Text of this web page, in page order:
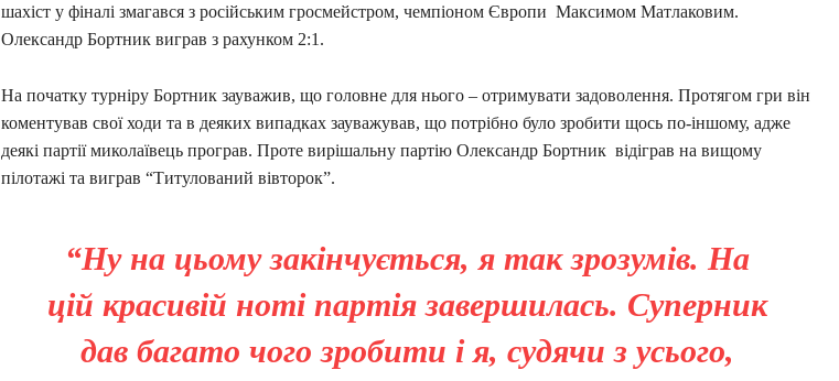
шахіст у фіналі змагався з російським гросмейстром, чемпіоном Європи Максимом Матлаковим.
Олександр Бортник виграв з рахунком 2:1.
На початку турніру Бортник зауважив, що головне для нього – отримувати задоволення. Протягом гри він
коментував свої ходи та в деяких випадках зауважував, що потрібно було зробити щось по-іншому, адже
деякі партії миколаївець програв. Проте вирішальну партію Олександр Бортник відіграв на вищому
пілотажі та виграв “Титулований вівторок”.
“Ну на цьому закінчується, я так зрозумів. На
цій красивій ноті партія завершилась. Суперник
дав багато чого зробити і я, судячи з усього,